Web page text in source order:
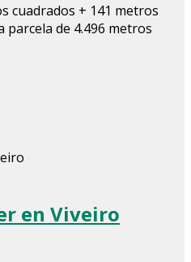
cuadrados + 141 metros
parcela de 4.496 metros
en Viveiro